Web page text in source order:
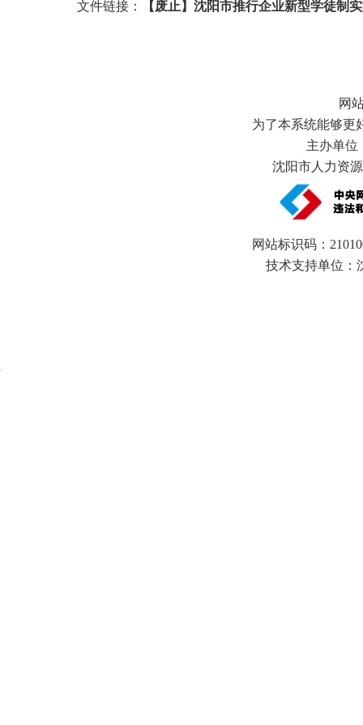
文件链接： 【废止】沈阳市推行企业新型学徒制
网
为了本系统能够更
主办单位
沈阳市人力资
网站标识码：
技术支持单位：